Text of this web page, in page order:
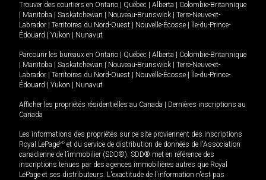
Trouver des courtiers en Ontario Québec Alberta
Colombie-Britannique
Manitoba Saskatchewan Nouveau-Brunswick
Terre-Neuve-et-
Labrador
Territoires du Nord-Ouest Nouvelle-Écosse
Île-du-Prince-
Édouard
Yukon Nunavut
Parcourir les bureaux en Ontario Québec Alberta
Colombie-Britannique
Manitoba Saskatchewan Nouveau-Brunswick
Terre-Neuve-et-
Labrador
Territoires du Nord-Ouest Nouvelle-Écosse
Île-du-Prince-
Édouard
Yukon Nunavut
Afficher les propriétés résidentielles au Canada
Dernières inscriptions au
Canada
Les informations des propriétés sur ce site proviennent des inscriptions
Royal LePageMD et du service de distribution de données de l'Association
canadienne de l’immobilier (SDD®). SDD® met en référence des
inscriptions tenues par des agences immobilières autres que Royal
LePage et ses distributeurs. L'exactitude de l'information n'est pas